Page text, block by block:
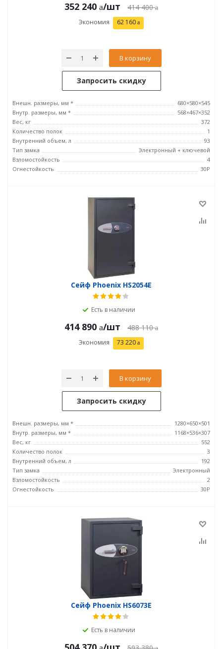
352 240 /шт 414 400
Экономия 62 160
В корзину
Запросить скидку
Внешн. размеры, мм *
680×580×545
Внутр. размеры, мм *
568×467×352
Вес, кг
372
Количество полок
1
Внутренний объем, л
93
Тип замка
Электронный + ключевой
Взломостойкость
4
Огнестойкость
30P
Сейф Phoenix HS2054E
Есть в наличии
414 890 /шт 488 110
Экономия 73 220
В корзину
Запросить скидку
Внешн. размеры, мм *
1280×650×501
Внутр. размеры, мм *
1168×536×307
Вес, кг
552
Количество полок
3
Внутренний объем, л
192
Тип замка
Электронный
Взломостойкость
2
Огнестойкость
30P
Сейф Phoenix HS6073E
Есть в наличии